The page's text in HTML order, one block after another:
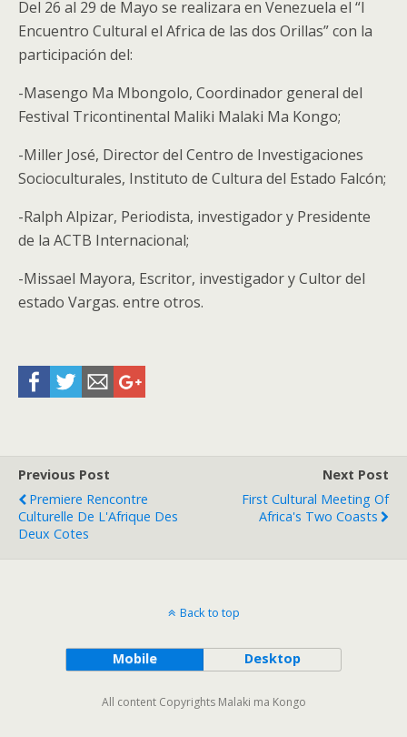
Del 26 al 29 de Mayo se realizara en Venezuela el “I
Encuentro Cultural el Africa de las dos Orillas” con la
participación del:
-Masengo Ma Mbongolo, Coordinador general del
Festival Tricontinental Maliki Malaki Ma Kongo;
-Miller José, Director del Centro de Investigaciones
Socioculturales, Instituto de Cultura del Estado Falcón;
-Ralph Alpizar, Periodista, investigador y Presidente
de la ACTB Internacional;
-Missael Mayora, Escritor, investigador y Cultor del
estado Vargas. entre otros.
Previous Post
Premiere Rencontre
Culturelle De L'Afrique Des
Deux Cotes
Next Post
First Cultural Meeting Of
Africa's Two Coasts
Back to top
Mobile Desktop
All content Copyrights Malaki ma Kongo